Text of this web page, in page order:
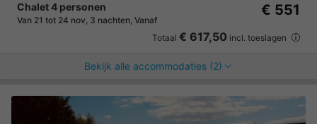
Chalet 4 personen
Van 21 tot 24 nov, 3 nachten, Vanaf
€ 551
Totaal € 617,50 incl. toeslagen
Bekijk alle accommodaties (2)